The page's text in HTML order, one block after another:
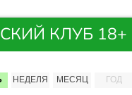
КЛУБ 18+ ©
НЕДЕЛЯ МЕСЯЦ ГОД